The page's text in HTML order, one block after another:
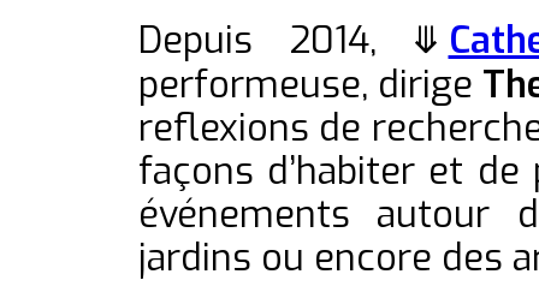
Depuis 2014, ⤋
performeuse, dirige
reflexions de
façons d’habiter et
événements autour
jardins ou encore des